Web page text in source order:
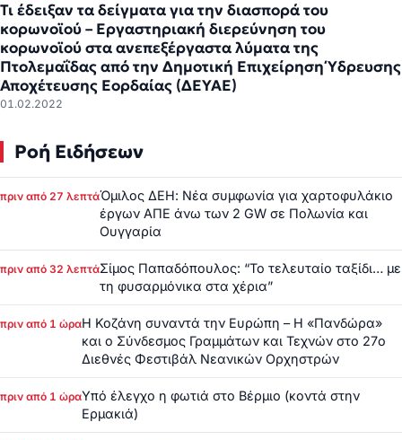
Τι έδειξαν τα δείγματα για την διασπορά του
κορωνοϊού – Εργαστηριακή διερεύνηση του
κορωνοϊού στα ανεπεξέργαστα λύματα της
Πτολεμαΐδας από την Δημοτική Επιχείρηση Ύδρευσης
Αποχέτευσης Εορδαίας (ΔΕΥΑΕ)
01.02.2022
Ροή Ειδήσεων
πριν από 27 λεπτάΌμιλος ΔΕΗ: Νέα συμφωνία για χαρτοφυλάκιο
έργων ΑΠΕ άνω των 2 GW σε Πολωνία και
Ουγγαρία
πριν από 32 λεπτάΣίμος Παπαδόπουλος: “Το τελευταίο ταξίδι… με
τη φυσαρμόνικα στα χέρια”
πριν από 1 ώραΗ Κοζάνη συναντά την Ευρώπη – Η «Πανδώρα»
και ο Σύνδεσμος Γραμμάτων και Τεχνών στο 27ο
Διεθνές Φεστιβάλ Νεανικών Ορχηστρών
πριν από 1 ώραΥπό έλεγχο η φωτιά στο Βέρμιο (κοντά στην
Ερμακιά)